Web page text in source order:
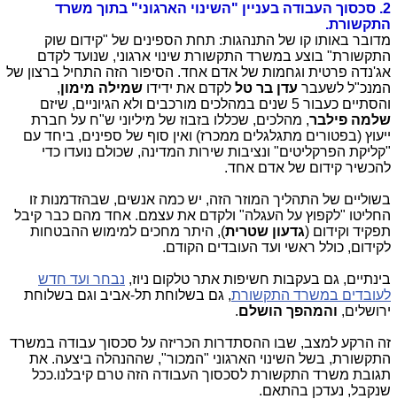
2. סכסוך העבודה בעניין "השינוי הארגוני" בתוך משרד
התקשורת.
מדובר באותו קו של התנהגות: תחת הספינים של "קידום שוק
התקשורת" בוצע במשרד התקשורת שינוי ארגוני, שנועד לקדם
אג'נדה פרטית וגחמות של אדם אחד. הסיפור הזה התחיל ברצון של
המנכ"ל לשעבר עדן בר טללקדם את ידידו שמילה מימון,
והסתיים כעבור 5 שנים במהלכים מורכבים ולא הגיוניים, שיזם
שלמה פילבר, מהלכים, שכללו בזבוז של מיליוני ש"ח על חברת
ייעוץ (בפטורים מתגלגלים ממכרז) ואין סוף של ספינים, ביחד עם
"קליקת הפרקליטים" ונציבות שירות המדינה, שכולם נועדו כדי
להכשיר קידום של אדם אחד.
בשוליים של התהליך המוזר הזה, יש כמה אנשים, שבהזדמנות זו
החליטו "לקפוץ על העגלה" ולקדם את עצמם. אחד מהם כבר קיבל
תפקיד וקידום (גדעון שטרית), היתר מחכים למימוש ההבטחות
לקידום, כולל ראשי ועד העובדים הקודם.
בינתיים, גם בעקבות חשיפות אתר טלקום ניוז, נבחר ועד חדש
לעובדים במשרד התקשורת, גם בשלוחת תל-אביב וגם בשלוחת
ירושלים, והמהפך הושלם.
זה הרקע למצב, שבו ההסתדרות הכריזה על סכסוך עבודה במשרד
התקשורת, בשל השינוי הארגוני "המכור", שההנהלה ביצעה. את
תגובת משרד התקשורת לסכסוך העבודה הזה טרם קיבלנו.ככל
שנקבל, נעדכן בהתאם.